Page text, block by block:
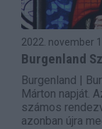
2022. november
Burgenland
Burgenland |
Márton napját.
számos
azonban újra